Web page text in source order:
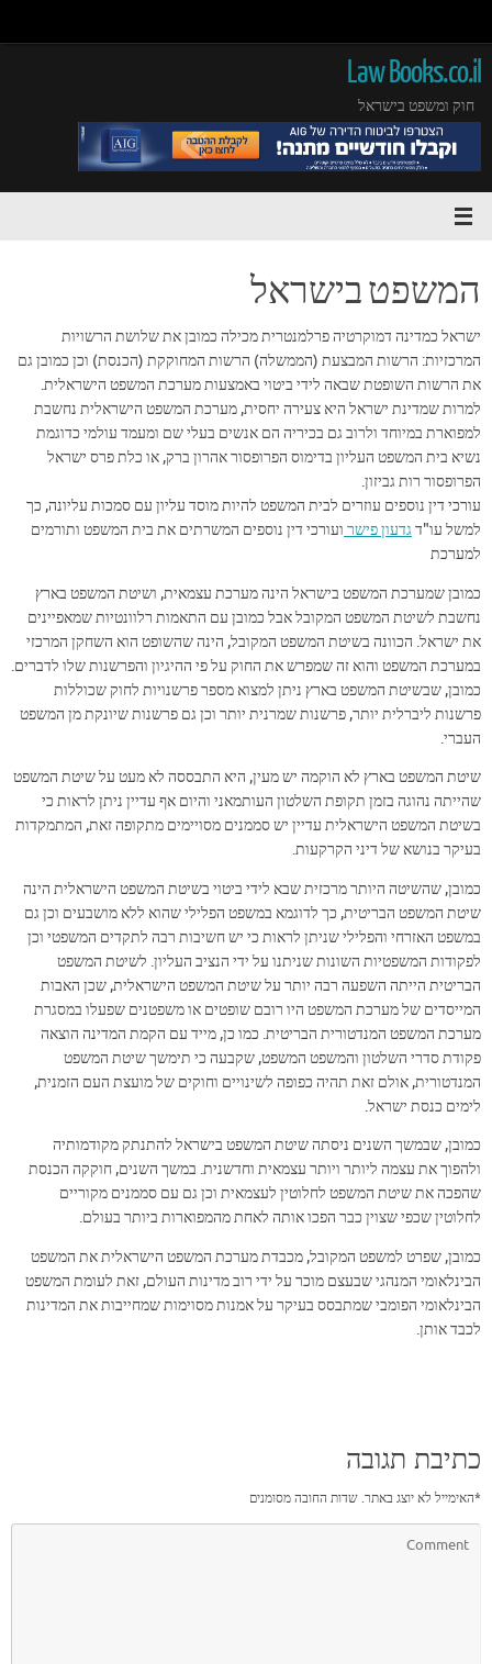
Law Books.co.il
חוק ומשפט בישראל
המשפט בישראל
ישראל כמדינה דמוקרטיה פרלמנטרית מכילה כמובן את שלושת הרשויות
המרכזיות: הרשות המבצעת (הממשלה) הרשות המחוקקת (הכנסת) וכן כמובן גם
את הרשות השופטת שבאה לידי ביטוי באמצעות מערכת המשפט הישראלית.
למרות שמדינת ישראל היא צעירה יחסית, מערכת המשפט הישראלית נחשבת
למפוארת במיוחד ולרוב גם בכיריה הם אנשים בעלי שם ומעמד עולמי כדוגמת
נשיא בית המשפט העליון בדימוס הפרופסור אהרון ברק, או כלת פרס ישראל
הפרופסור רות גביזון.
עורכי דין נוספים עוזרים לבית המשפט להיות מוסד עליון עם סמכות עליונה, כך
למשל עו"דגדעון פישר ועורכי דין נוספים המשרתים את בית המשפט ותורמים
למערכת
כמובן שמערכת המשפט בישראל הינה מערכת עצמאית, ושיטת המשפט בארץ
נחשבת לשיטת המשפט המקובל אבל כמובן עם התאמות רלוונטיות שמאפיינים
את ישראל. הכוונה בשיטת המשפט המקובל, הינה שהשופט הוא השחקן המרכזי
במערכת המשפט והוא זה שמפרש את החוק על פי ההיגיון והפרשנות שלו לדברים.
כמובן, שבשיטת המשפט בארץ ניתן למצוא מספר פרשנויות לחוק שכוללות
פרשנות ליברלית יותר, פרשנות שמרנית יותר וכן גם פרשנות שיונקת מן המשפט
העברי.
שיטת המשפט בארץ לא הוקמה יש מעין, היא התבססה לא מעט על שיטת המשפט
שהייתה נהוגה בזמן תקופת השלטון העותמאני והיום אף עדיין ניתן לראות כי
בשיטת המשפט הישראלית עדיין יש סממנים מסויימים מתקופה זאת, המתמקדות
בעיקר בנושא של דיני הקרקעות.
כמובן, שהשיטה היותר מרכזית שבא לידי ביטוי בשיטת המשפט הישראלית הינה
שיטת המשפט הבריטית, כך לדוגמא במשפט הפלילי שהוא ללא מושבעים וכן גם
במשפט האזרחי והפלילי שניתן לראות כי יש חשיבות רבה לתקדים המשפטי וכן
לפקודות המשפטיות השונות שניתנו על ידי הנציב העליון. לשיטת המשפט
הבריטית הייתה השפעה רבה יותר על שיטת המשפט הישראלית, שכן האבות
המייסדים של מערכת המשפט היו רובם שופטים או משפטנים שפעלו במסגרת
מערכת המשפט המנדטורית הבריטית. כמו כן, מייד עם הקמת המדינה הוצאה
פקודת סדרי השלטון והמשפט המשפט, שקבעה כי תימשך שיטת המשפט
המנדטורית, אולם זאת תהיה כפופה לשינויים וחוקים של מועצת העם הזמנית,
לימים כנסת ישראל.
כמובן, שבמשך השנים ניסתה שיטת המשפט בישראל להתנתק מקודמותיה
ולהפוך את עצמה ליותר ויותר עצמאית וחדשנית. במשך השנים, חוקקה הכנסת
שהפכה את שיטת המשפט לחלוטין לעצמאית וכן גם עם סממנים מקוריים
לחלוטין שכפי שצוין כבר הפכו אותה לאחת מהמפוארות ביותר בעולם.
כמובן, שפרט למשפט המקובל, מכבדת מערכת המשפט הישראלית את המשפט
הבינלאומי המנהגי שבעצם מוכר על ידי רוב מדינות העולם, זאת לעומת המשפט
הבינלאומי הפומבי שמתבסס בעיקר על אמנות מסוימות שמחייבות את המדינות
לכבד אותן.
כתיבת תגובה
האימייל לא יוצג באתר.שדות החובה מסומנים *